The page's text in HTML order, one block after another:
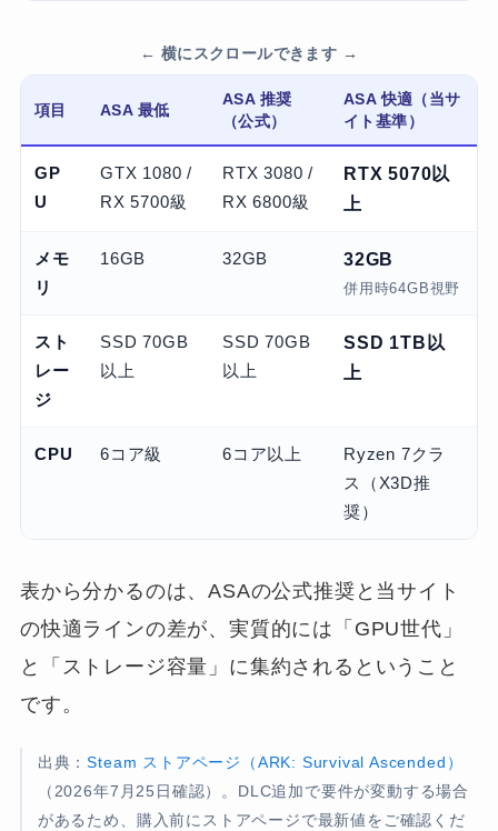
項目 ASA 最低
ASA 推奨
（公式）
ASA 快適（当サ
イト基準）
GP
U
GTX 1080 /
RX 5700級
RTX 3080 /
RX 6800級
RTX 5070以
上
メモ
リ
16GB 32GB 32GB
併用時64GB視野
スト
レー
ジ
SSD 70GB
以上
SSD 70GB
以上
SSD 1TB以
上
CPU 6コア級 6コア以上
Ryzen 7クラ
ス（X3D推
奨）
表から分かるのは、ASAの公式推奨と当サイト
の快適ラインの差が、実質的には「GPU世代」
と「ストレージ容量」に集約されるということ
です。
出典：Steam ストアページ（ARK: Survival Ascended）
（2026年7月25日確認）。DLC追加で要件が変動する場合
があるため、購入前にストアページで最新値をご確認くだ